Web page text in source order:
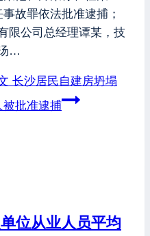
故罪依法批准逮捕；
限公司总经理谭某，技
…
长沙居民自建房坍塌
被批准逮捕
位从业人员平均